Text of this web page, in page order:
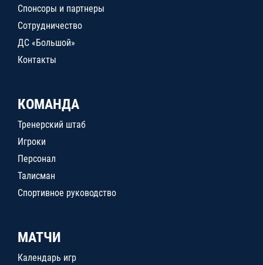
Спонсоры и партнеры
Сотрудничество
ДС «Большой»
Контакты
КОМАНДА
Тренерский штаб
Игроки
Персонал
Талисман
Спортивное руководство
МАТЧИ
Календарь игр